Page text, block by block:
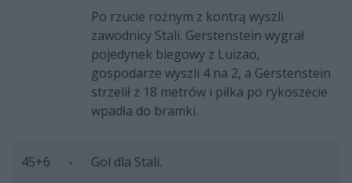
Po rzucie rożnym z kontrą wyszli
zawodnicy Stali. Gerstenstein wygrał
pojedynek biegowy z Luizao,
gospodarze wyszli 4 na 2, a Gerstenstein
strzelił z 18 metrów i piłka po rykoszecie
wpadła do bramki.
45+6 Gol dla Stali.